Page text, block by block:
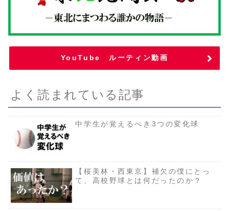
YouTube ルーティン動画
よく読まれている記事
中学生が覚えるべき3つの変化球
【桜美林・西東京】補欠の僕にとっ
て、高校野球とは何だったのか？